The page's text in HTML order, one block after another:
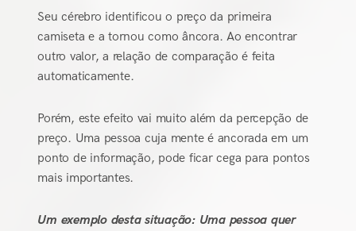
Seu cérebro identificou o preço da primeira
camiseta e a tornou como âncora. Ao encontrar
outro valor, a relação de comparação é feita
automaticamente.
Porém, este efeito vai muito além da percepção de
preço. Uma pessoa cuja mente é ancorada em um
ponto de informação, pode ficar cega para pontos
mais importantes.
Um exemplo desta situação: Uma pessoa quer